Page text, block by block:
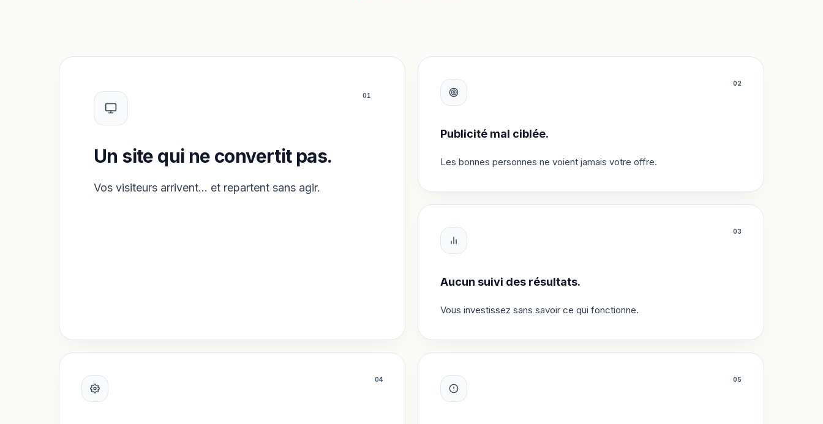
01
Un site qui ne convertit pas.
Vos visiteurs arrivent… et repartent sans agir.
02
Publicité mal ciblée.
Les bonnes personnes ne voient jamais votre offre.
03
Aucun suivi des résultats.
Vous investissez sans savoir ce qui fonctionne.
04 05